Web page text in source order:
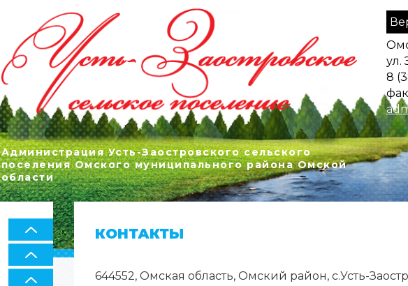
Администрация Усть-Заостровского сельского
поселения Омского муниципального района Омской
области
ул.
8
КОНТАКТЫ
644552, Омская область, Омский район, с.Усть-